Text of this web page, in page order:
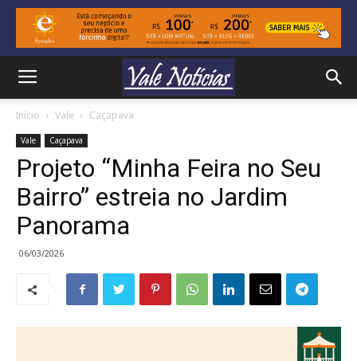
Início Vale Caçapava
Vale Caçapava
Projeto “Minha Feira no Seu
Bairro” estreia no Jardim
Panorama
06/03/2026